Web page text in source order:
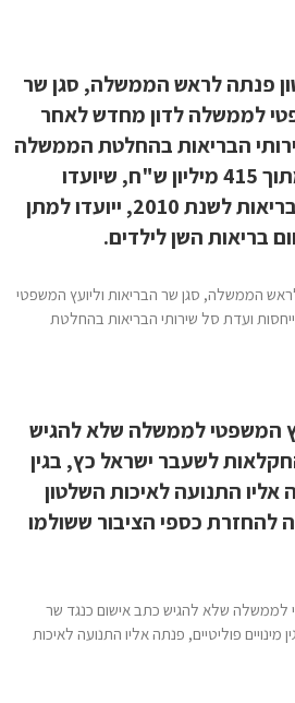
פנתה לראש הממשלה, סגן שר
לממשלה לדון מחדש לאחר
הבריאות בהחלטת הממשלה
לפיה 65 מיליון ש"ח מתוך 415 מיליון ש"ח, שיועדו
להרחבת סל שירותי הבריאות לשנת 2010, ייועדו למתן
בריאות השן לילדים.
הממשלה, סגן שר הבריאות וליועץ המשפטי
ועדת סל שירותי הבריאות בהחלטת
המשפטי לממשלה שלא להגיש
לשעבר ישראל כץ, בגין
אליו התנועה לאיכות השלטון
להחזרת כספי הציבור ששולמו
שלא להגיש כתב אישום כנגד שר
פוליטיים, פנתה אליו התנועה לאיכות